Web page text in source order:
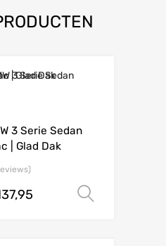
3 Serie Sedan
| Glad Dak